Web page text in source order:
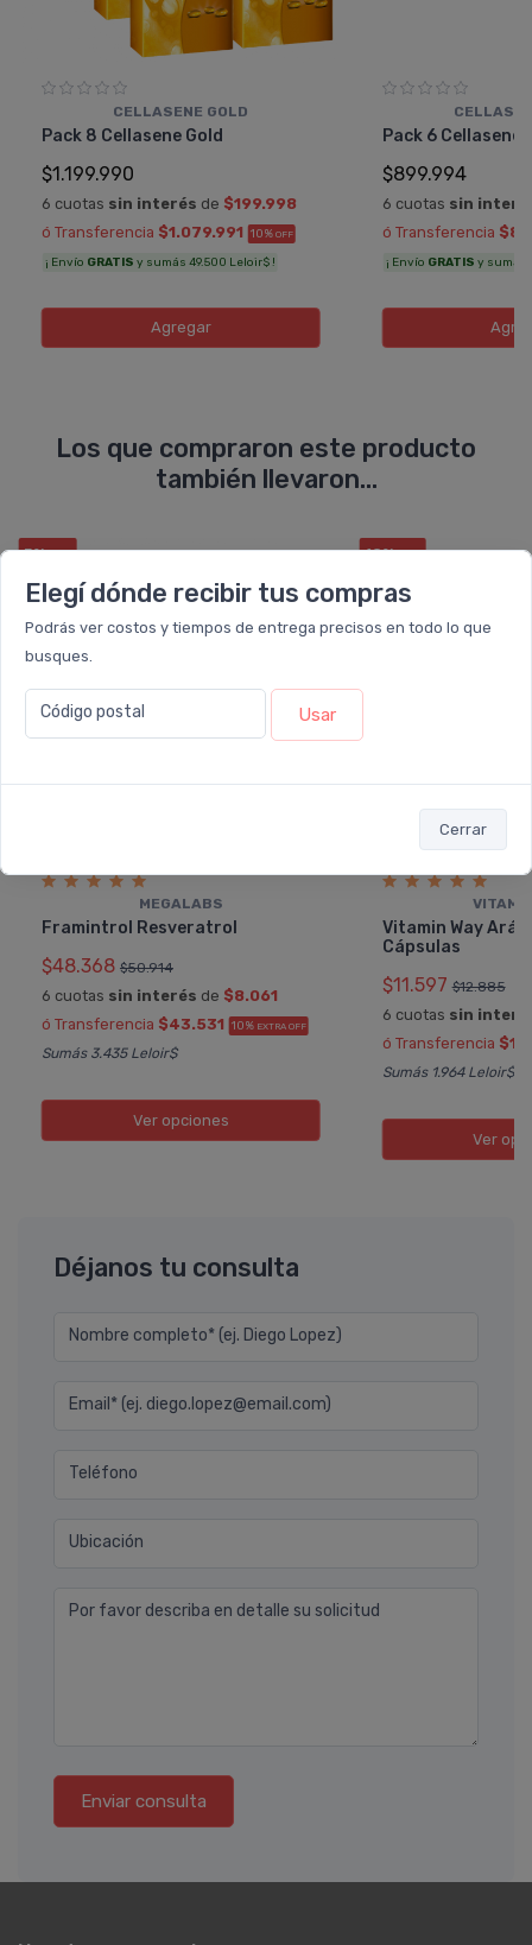
Elegí dónde recibir tus compras
Podrás ver costos y tiempos de entrega precisos en todo lo que
busques.
Código postal Usar
Cerrar
CELLASENE GOLD
Pack 8 Cellasene Gold
$1.199.990
6 cuotas sin interés de $199.998
ó Transferencia $1.079.991 10% OFF
¡ Envío GRATIS y sumás 49.500 Leloir$ !
Agregar
Pack 6 Cellasene
$899.994
6 cuotas sin
ó Transferencia
¡ Envío GRATIS y sumás
Los que compraron este producto
también llevaron...
5%OFF
MEGALABS
Framintrol Resveratrol
$48.368 $50.914
6 cuotas sin interés de $8.061
ó Transferencia $43.531 10% EXTRA OFF
Sumás 3.435 Leloir$
Ver opciones
10%OFF
Vitamin Way
Cápsulas
$11.597 $12.885
6 cuotas sin
ó Transferencia
Sumás 1.964 Leloir$
Ver
Déjanos tu consulta
Nombre completo* (ej. Diego Lopez)
Email* (ej. diego.lopez@email.com)
Teléfono
Ubicación
Por favor describa en detalle su solicitud
Enviar consulta